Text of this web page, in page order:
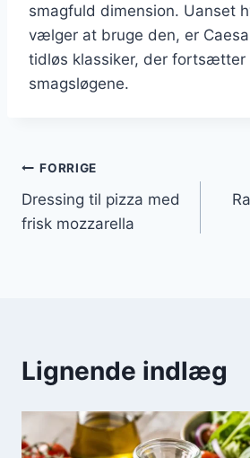
smagfuld dimension. Uanset
vælger at bruge den, er
tidløs klassiker, der
smagsløgene.
Indlægsnavigation
FORRIGE
Dressing til pizza med
frisk mozzarella
Lignende indlæg